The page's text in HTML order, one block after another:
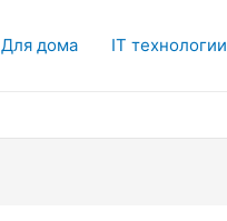
Для дома IT технологии